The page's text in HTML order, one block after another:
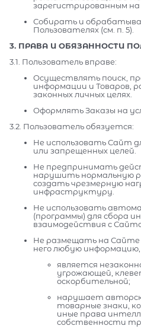
зарегистрированным
Собирать и
Пользователях (см. п. 5).
3. ПРАВА И ОБЯЗАННОСТИ
3.1. Пользователь вправе:
Осуществлять поиск,
информации и Товаров,
законных личных целях.
Оформлять Заказы на
3.2. Пользователь обязуется:
Не использовать Сайт
или запрещенных целей.
Не предпринимать
нарушить нормальную
создать чрезмерную
инфраструктуру.
Не использовать
(программы) для сбора
взаимодействия с
Не размещать на Сайте
него любую
является
угрожающей,
оскорбительной;
нарушает
товарные знаки,
иные права
собственности